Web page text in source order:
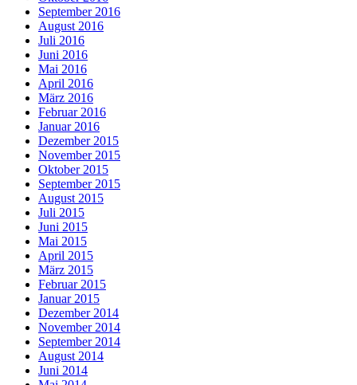
September 2016
August 2016
Juli 2016
Juni 2016
Mai 2016
April 2016
März 2016
Februar 2016
Januar 2016
Dezember 2015
November 2015
Oktober 2015
September 2015
August 2015
Juli 2015
Juni 2015
Mai 2015
April 2015
März 2015
Februar 2015
Januar 2015
Dezember 2014
November 2014
September 2014
August 2014
Juni 2014